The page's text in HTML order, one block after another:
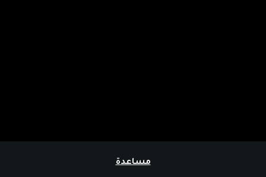
مساعدة